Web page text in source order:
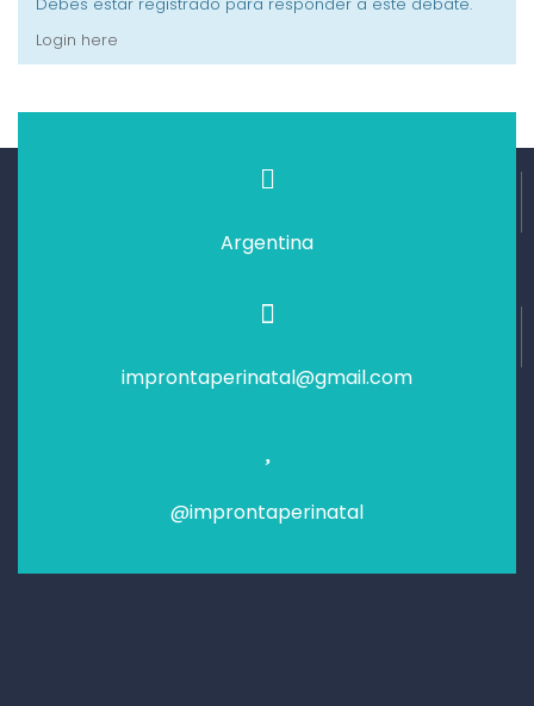
Login here
Argentina
improntaperinatal@gmail.com
@improntaperinatal